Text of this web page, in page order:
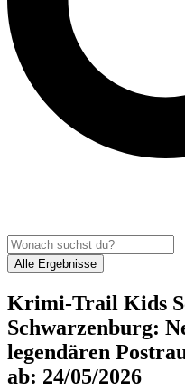
Alle Ergebnisse
Krimi-Trail Kids
Schwarzenburg:
legendären
ab: 24/05/2026